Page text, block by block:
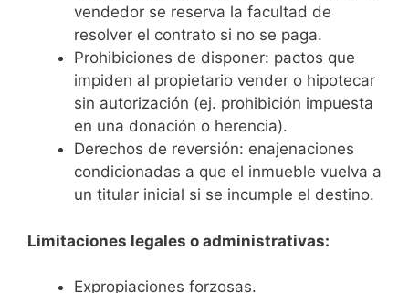
vendedor se reserva la facultad de
resolver el contrato si no se paga.
Prohibiciones de disponer: pactos que
impiden al propietario vender o hipotecar
sin autorización (ej. prohibición impuesta
en una donación o herencia).
Derechos de reversión: enajenaciones
condicionadas a que el inmueble vuelva a
un titular inicial si se incumple el destino.
Limitaciones legales o administrativas:
Expropiaciones forzosas.